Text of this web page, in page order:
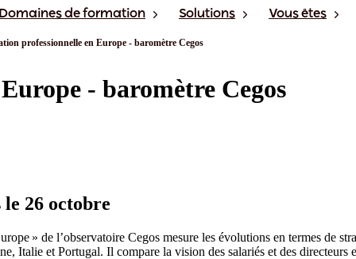
de formation Solutions Vous êtes
professionnelle en Europe - baromètre Cegos
- baromètre Cegos
26 octobre
» de l’observatoire Cegos mesure les évolutions en termes de
Italie et Portugal. Il compare la vision des salariés et des directeurs